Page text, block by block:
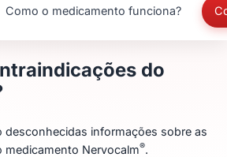
Como o medicamento funciona?
do
desconhecidas informações sobre as
Nervocalm®.